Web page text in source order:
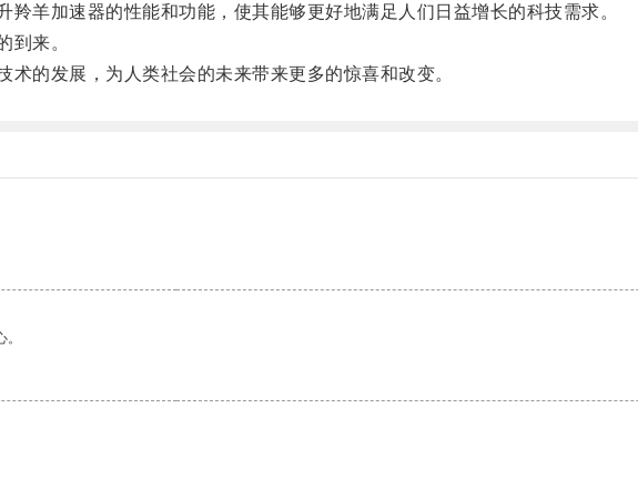
羊加速器的性能和功能，使其能够更好地满足人们日益增长的科技需求。
来。
的发展，为人类社会的未来带来更多的惊喜和改变。